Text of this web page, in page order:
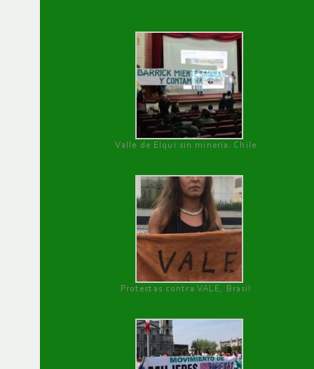
Valle de Elqui sin minería. Chile
Protestas contra VALE, Brasil